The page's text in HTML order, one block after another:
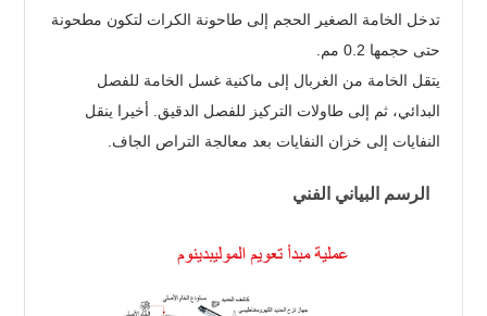
تدخل الخامة الصغير الحجم إلى طاحونة الكرات لتكون مطحونة
حتى حجمها 0.2 مم.
يتقل الخامة من الغربال إلى ماكنية غسل الخامة للفصل
البدائي، ثم إلى طاولات التركيز للفصل الدقيق. أخيرا ينقل
النفايات إلى خزان النفايات بعد معالجة التراص الجاف.
الرسم البياني الفني